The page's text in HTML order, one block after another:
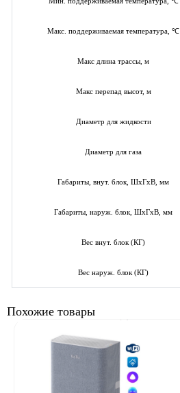
Макс. поддерживаемая температура, ℃
Макс длина трассы, м
Макс перепад высот, м
Диаметр для жидкости
Диаметр для газа
Габариты, внут. блок, ШхГхВ, мм
Габариты, наруж. блок, ШхГхВ, мм
Вес внут. блок (КГ)
Вес наруж. блок (КГ)
Похожие товары